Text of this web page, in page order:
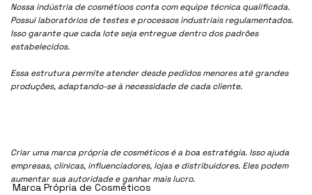
Nossa indústria de cosmétioos conta com equipe técnica qualificada.
Possui laboratórios de testes e processos industriais regulamentados.
Isso garante que cada lote seja entregue dentro dos padrões
estabelecidos.
Essa estrutura permite atender desde pedidos menores até grandes
produções, adaptando-se à necessidade de cada cliente.
Criar uma marca própria de cosméticos é a boa estratégia. Isso ajuda
empresas, clínicas, influenciadores, lojas e distribuidores. Eles podem
aumentar sua autoridade e ganhar mais lucro.
Marca Própria de Cosméticos